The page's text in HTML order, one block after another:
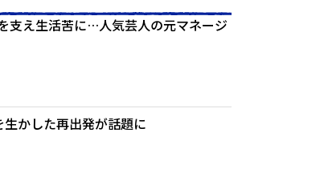
支え生活苦に…人気芸人の元マネージ
かした再出発が話題に